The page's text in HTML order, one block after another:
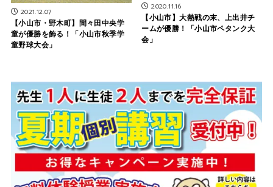
2021.12.07
【小山市・野木町】間々田中央学
童が優勝を飾る！「小山市秋季学
童野球大会」
2020.11.16
【小山市】大熱戦の末、上出井チ
ームが優勝！「小山市ペタンク大
会」